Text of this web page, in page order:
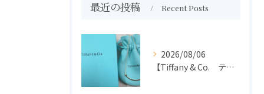
最近の投稿 Recent Posts
2026/08/06
【Tiffany & Co. ティファニー】買取 大吉盛岡店 アクセサリー買取しました！！